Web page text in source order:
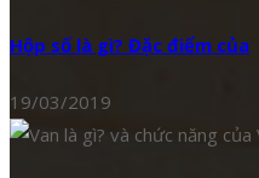
Hộp số là gì? Đặc điểm của
19/03/2019